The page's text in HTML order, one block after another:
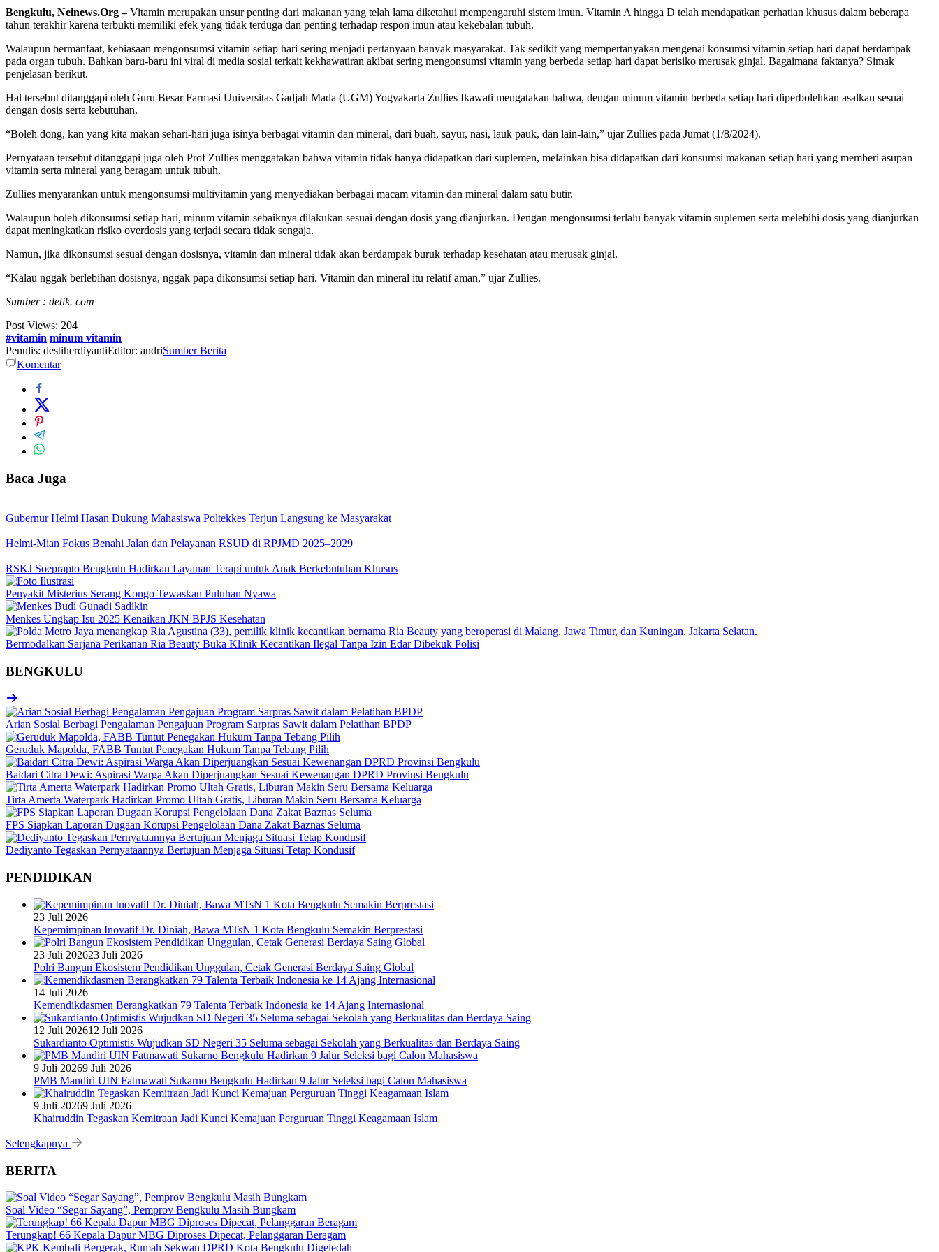
Bengkulu, Neinews.Org –Vitamin merupakan unsur penting dari makanan yang telah lama diketahui mempengaruhi sistem imun. Vitamin A hingga D telah mendapatkan perhatian khusus dalam beberapa
tahun terakhir karena terbukti memiliki efek yang tidak terduga dan penting terhadap respon imun atau kekebalan tubuh.
Walaupun bermanfaat, kebiasaan mengonsumsi vitamin setiap hari sering menjadi pertanyaan banyak masyarakat. Tak sedikit yang mempertanyakan mengenai konsumsi vitamin setiap hari dapat berdampak
pada organ tubuh. Bahkan baru-baru ini viral di media sosial terkait kekhawatiran akibat sering mengonsumsi vitamin yang berbeda setiap hari dapat berisiko merusak ginjal. Bagaimana faktanya? Simak
penjelasan berikut.
Hal tersebut ditanggapi oleh Guru Besar Farmasi Universitas Gadjah Mada (UGM) Yogyakarta Zullies Ikawati mengatakan bahwa, dengan minum vitamin berbeda setiap hari diperbolehkan asalkan sesuai
dengan dosis serta kebutuhan.
“Boleh dong, kan yang kita makan sehari-hari juga isinya berbagai vitamin dan mineral, dari buah, sayur, nasi, lauk pauk, dan lain-lain,” ujar Zullies pada Jumat (1/8/2024).
Pernyataan tersebut ditanggapi juga oleh Prof Zullies menggatakan bahwa vitamin tidak hanya didapatkan dari suplemen, melainkan bisa didapatkan dari konsumsi makanan setiap hari yang memberi asupan
vitamin serta mineral yang beragam untuk tubuh.
Zullies menyarankan untuk mengonsumsi multivitamin yang menyediakan berbagai macam vitamin dan mineral dalam satu butir.
Walaupun boleh dikonsumsi setiap hari, minum vitamin sebaiknya dilakukan sesuai dengan dosis yang dianjurkan. Dengan mengonsumsi terlalu banyak vitamin suplemen serta melebihi dosis yang dianjurkan
dapat meningkatkan risiko overdosis yang terjadi secara tidak sengaja.
Namun, jika dikonsumsi sesuai dengan dosisnya, vitamin dan mineral tidak akan berdampak buruk terhadap kesehatan atau merusak ginjal.
“Kalau nggak berlebihan dosisnya, nggak papa dikonsumsi setiap hari. Vitamin dan mineral itu relatif aman,” ujar Zullies.
Sumber : detik. com
Post Views: 204
#vitamin minum vitamin
Penulis: destiherdiyantiEditor: andriSumber Berita
Komentar
Baca Juga
Gubernur Helmi Hasan Dukung Mahasiswa Poltekkes Terjun Langsung ke Masyarakat
Helmi-Mian Fokus Benahi Jalan dan Pelayanan RSUD di RPJMD 2025–2029
RSKJ Soeprapto Bengkulu Hadirkan Layanan Terapi untuk Anak Berkebutuhan Khusus
Penyakit Misterius Serang Kongo Tewaskan Puluhan Nyawa
Menkes Ungkap Isu 2025 Kenaikan JKN BPJS Kesehatan
Bermodalkan Sarjana Perikanan Ria Beauty Buka Klinik Kecantikan Ilegal Tanpa Izin Edar Dibekuk Polisi
BENGKULU
Arian Sosial Berbagi Pengalaman Pengajuan Program Sarpras Sawit dalam Pelatihan BPDP
Geruduk Mapolda, FABB Tuntut Penegakan Hukum Tanpa Tebang Pilih
Baidari Citra Dewi: Aspirasi Warga Akan Diperjuangkan Sesuai Kewenangan DPRD Provinsi Bengkulu
Tirta Amerta Waterpark Hadirkan Promo Ultah Gratis, Liburan Makin Seru Bersama Keluarga
FPS Siapkan Laporan Dugaan Korupsi Pengelolaan Dana Zakat Baznas Seluma
Dediyanto Tegaskan Pernyataannya Bertujuan Menjaga Situasi Tetap Kondusif
PENDIDIKAN
23 Juli 2026
Kepemimpinan Inovatif Dr. Diniah, Bawa MTsN 1 Kota Bengkulu Semakin Berprestasi
23 Juli 202623 Juli 2026
Polri Bangun Ekosistem Pendidikan Unggulan, Cetak Generasi Berdaya Saing Global
14 Juli 2026
Kemendikdasmen Berangkatkan 79 Talenta Terbaik Indonesia ke 14 Ajang Internasional
12 Juli 202612 Juli 2026
Sukardianto Optimistis Wujudkan SD Negeri 35 Seluma sebagai Sekolah yang Berkualitas dan Berdaya Saing
9 Juli 20269 Juli 2026
PMB Mandiri UIN Fatmawati Sukarno Bengkulu Hadirkan 9 Jalur Seleksi bagi Calon Mahasiswa
9 Juli 20269 Juli 2026
Khairuddin Tegaskan Kemitraan Jadi Kunci Kemajuan Perguruan Tinggi Keagamaan Islam
Selengkapnya
BERITA
Soal Video “Segar Sayang”, Pemprov Bengkulu Masih Bungkam
Terungkap! 66 Kepala Dapur MBG Diproses Dipecat, Pelanggaran Beragam